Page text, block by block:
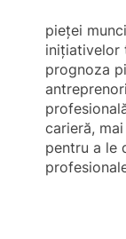
pieţei
iniţiativelor
prognoza
carieră,
pentru a le